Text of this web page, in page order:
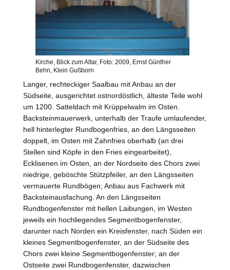
Kirche, Blick zum Altar, Foto: 2009, Ernst Günther
Behn, Klein Gußborn
Langer, rechteckiger Saalbau mit Anbau an der
Südseite, ausgerichtet ostnordöstlich, älteste Teile wohl
um 1200. Satteldach mit Krüppelwalm im Osten.
Backsteinmauerwerk, unterhalb der Traufe umlaufender,
hell hinterlegter Rundbogenfries, an den Längsseiten
doppelt, im Osten mit Zahnfries oberhalb (an drei
Stellen sind Köpfe in den Fries eingearbeitet),
Ecklisenen im Osten, an der Nordseite des Chors zwei
niedrige, geböschte Stützpfeiler, an den Längsseiten
vermauerte Rundbögen; Anbau aus Fachwerk mit
Backsteinausfachung. An den Längsseiten
Rundbogenfenster mit hellen Laibungen, im Westen
jeweils ein hochliegendes Segmentbogenfenster,
darunter nach Norden ein Kreisfenster, nach Süden ein
kleines Segmentbogenfenster, an der Südseite des
Chors zwei kleine Segmentbogenfenster; an der
Ostseite zwei Rundbogenfenster, dazwischen